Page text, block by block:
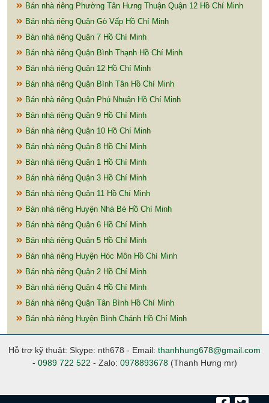
Bán nhà riêng Phường Tân Hưng Thuận Quận 12 Hồ Chí Minh
Bán nhà riêng Quận Gò Vấp Hồ Chí Minh
Bán nhà riêng Quận 7 Hồ Chí Minh
Bán nhà riêng Quận Bình Thạnh Hồ Chí Minh
Bán nhà riêng Quận 12 Hồ Chí Minh
Bán nhà riêng Quận Bình Tân Hồ Chí Minh
Bán nhà riêng Quận Phú Nhuận Hồ Chí Minh
Bán nhà riêng Quận 9 Hồ Chí Minh
Bán nhà riêng Quận 10 Hồ Chí Minh
Bán nhà riêng Quận 8 Hồ Chí Minh
Bán nhà riêng Quận 1 Hồ Chí Minh
Bán nhà riêng Quận 3 Hồ Chí Minh
Bán nhà riêng Quận 11 Hồ Chí Minh
Bán nhà riêng Huyện Nhà Bè Hồ Chí Minh
Bán nhà riêng Quận 6 Hồ Chí Minh
Bán nhà riêng Quận 5 Hồ Chí Minh
Bán nhà riêng Huyện Hóc Môn Hồ Chí Minh
Bán nhà riêng Quận 2 Hồ Chí Minh
Bán nhà riêng Quận 4 Hồ Chí Minh
Bán nhà riêng Quận Tân Bình Hồ Chí Minh
Bán nhà riêng Huyện Bình Chánh Hồ Chí Minh
Hỗ trợ kỹ thuật: Skype: nth678 - Email: thanhhung678@gmail.com
- 0989 722 522 - Zalo: 0978893678(Thanh Hưng mr)